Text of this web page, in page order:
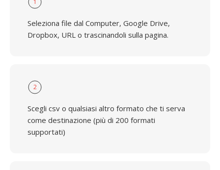
1
Seleziona file dal Computer, Google Drive,
Dropbox, URL o trascinandoli sulla pagina.
2
Scegli csv o qualsiasi altro formato che ti serva
come destinazione (più di 200 formati
supportati)